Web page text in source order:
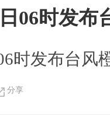
06时发布
时发布台风
分享